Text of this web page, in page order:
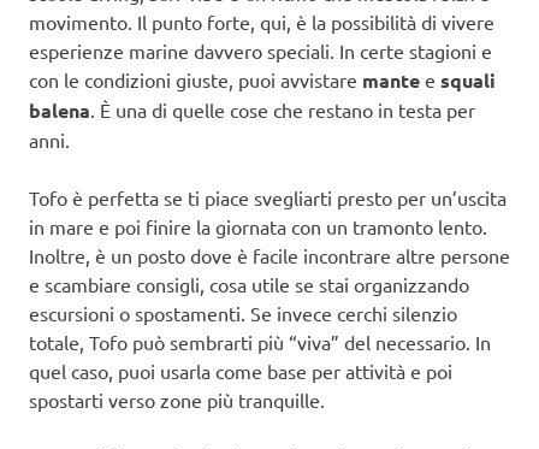
movimento. Il punto forte, qui, è la possibilità di vivere
esperienze marine davvero speciali. In certe stagioni e
con le condizioni giuste, puoi avvistare mante e squali
balena . È una di quelle cose che restano in testa per
anni.
Tofo è perfetta se ti piace svegliarti presto per un’uscita
in mare e poi finire la giornata con un tramonto lento.
Inoltre, è un posto dove è facile incontrare altre persone
e scambiare consigli, cosa utile se stai organizzando
escursioni o spostamenti. Se invece cerchi silenzio
totale, Tofo può sembrarti più “viva” del necessario. In
quel caso, puoi usarla come base per attività e poi
spostarti verso zone più tranquille.